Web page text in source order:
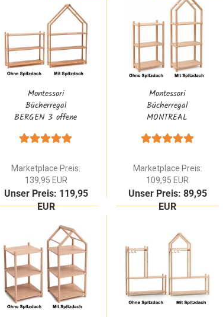
Montessori
Bücherregal
BERGEN 3 offene
Natur Massivholz |
Dach
Marketplace Preis:
139,95 EUR
Unser Preis: 119,95
EUR
Montessori
Bücherregal
MONTREAL
Etagen aus Buche
Optional mit Haus,
Dach
Marketplace Preis:
109,95 EUR
Unser Preis: 89,95
EUR